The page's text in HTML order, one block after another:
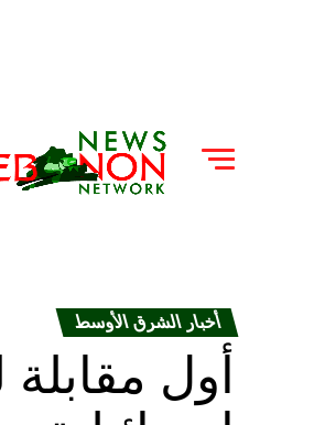
أخبار الشرق الأوسط
أول